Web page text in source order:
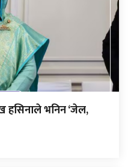
हसिनाले भनिन ‘जेल,